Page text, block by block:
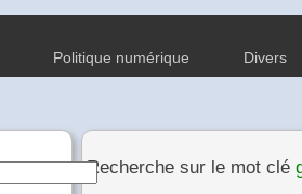
Politique numérique Divers
Recherche sur le mot clé